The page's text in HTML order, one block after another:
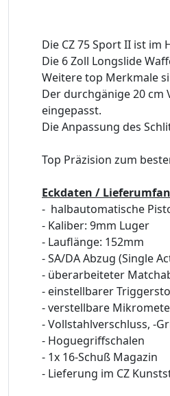
Die CZ 75 Sport II ist
Die 6 Zoll Longslide
Weitere top Merkmale
Der durchgänige 20 cm
eingepasst.
Die Anpassung des
Top Präzision zum
Eckdaten /
- halbautomatische
- Kaliber: 9mm Luger
- Lauflänge: 152mm
- SA/DA Abzug (Single
- überarbeiteter
- einstellbarer
- verstellbare
- Vollstahlverschluss, -
- Hoguegriffschalen
- 1x 16-Schuß Magazin
- Lieferung im CZ